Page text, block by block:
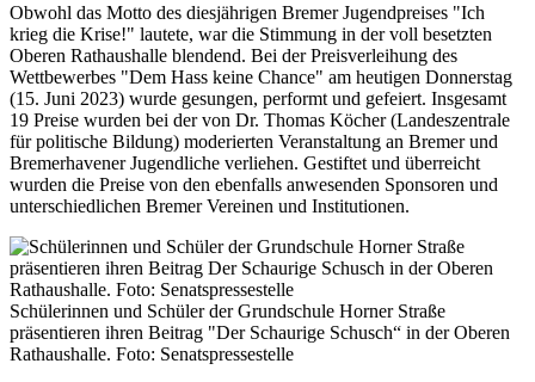
Obwohl das Motto des diesjährigen Bremer Jugendpreises "Ich
krieg die Krise!" lautete, war die Stimmung in der voll besetzten
Oberen Rathaushalle blendend. Bei der Preisverleihung des
Wettbewerbes "Dem Hass keine Chance" am heutigen Donnerstag
(15. Juni 2023) wurde gesungen, performt und gefeiert. Insgesamt
19 Preise wurden bei der von Dr. Thomas Köcher (Landeszentrale
für politische Bildung) moderierten Veranstaltung an Bremer und
Bremerhavener Jugendliche verliehen. Gestiftet und überreicht
wurden die Preise von den ebenfalls anwesenden Sponsoren und
unterschiedlichen Bremer Vereinen und Institutionen.
Schülerinnen und Schüler der Grundschule Horner Straße
präsentieren ihren Beitrag "Der Schaurige Schusch“ in der Oberen
Rathaushalle. Foto: Senatspressestelle